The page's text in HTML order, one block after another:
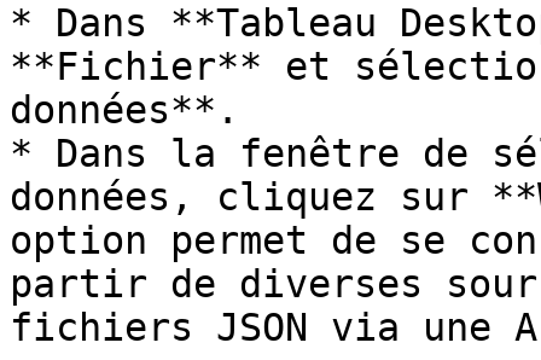
* Dans **Tableau
**Fichier** et
données**.
* Dans la fenêtre de
données, cliquez sur
option permet de se
partir de diverses
fichiers JSON via une